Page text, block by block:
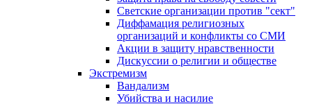
Светские организации против "сект"
Диффамация религиозных
организаций и конфликты со СМИ
Акции в защиту нравственности
Дискуссии о религии и обществе
Экстремизм
Вандализм
Убийства и насилие